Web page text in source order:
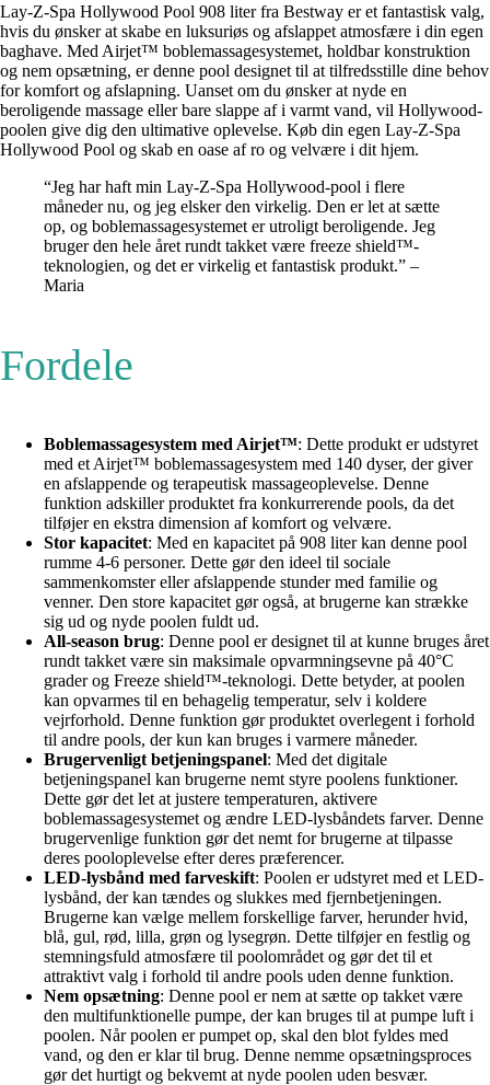
Lay-Z-Spa Hollywood Pool 908 liter fra Bestway er et fantastisk valg,
hvis du ønsker at skabe en luksuriøs og afslappet atmosfære i din egen
baghave. Med Airjet™ boblemassagesystemet, holdbar konstruktion
og nem opsætning, er denne pool designet til at tilfredsstille dine behov
for komfort og afslapning. Uanset om du ønsker at nyde en
beroligende massage eller bare slappe af i varmt vand, vil Hollywood-
poolen give dig den ultimative oplevelse. Køb din egen Lay-Z-Spa
Hollywood Pool og skab en oase af ro og velvære i dit hjem.
“Jeg har haft min Lay-Z-Spa Hollywood-pool i flere
måneder nu, og jeg elsker den virkelig. Den er let at sætte
op, og boblemassagesystemet er utroligt beroligende. Jeg
bruger den hele året rundt takket være freeze shield™-
teknologien, og det er virkelig et fantastisk produkt.” –
Maria
Fordele
Boblemassagesystem med Airjet™: Dette produkt er udstyret
med et Airjet™ boblemassagesystem med 140 dyser, der giver
en afslappende og terapeutisk massageoplevelse. Denne
funktion adskiller produktet fra konkurrerende pools, da det
tilføjer en ekstra dimension af komfort og velvære.
Stor kapacitet: Med en kapacitet på 908 liter kan denne pool
rumme 4-6 personer. Dette gør den ideel til sociale
sammenkomster eller afslappende stunder med familie og
venner. Den store kapacitet gør også, at brugerne kan strække
sig ud og nyde poolen fuldt ud.
All-season brug: Denne pool er designet til at kunne bruges året
rundt takket være sin maksimale opvarmningsevne på 40°C
grader og Freeze shield™-teknologi. Dette betyder, at poolen
kan opvarmes til en behagelig temperatur, selv i koldere
vejrforhold. Denne funktion gør produktet overlegent i forhold
til andre pools, der kun kan bruges i varmere måneder.
Brugervenligt betjeningspanel: Med det digitale
betjeningspanel kan brugerne nemt styre poolens funktioner.
Dette gør det let at justere temperaturen, aktivere
boblemassagesystemet og ændre LED-lysbåndets farver. Denne
brugervenlige funktion gør det nemt for brugerne at tilpasse
deres pooloplevelse efter deres præferencer.
LED-lysbånd med farveskift: Poolen er udstyret med et LED-
lysbånd, der kan tændes og slukkes med fjernbetjeningen.
Brugerne kan vælge mellem forskellige farver, herunder hvid,
blå, gul, rød, lilla, grøn og lysegrøn. Dette tilføjer en festlig og
stemningsfuld atmosfære til poolområdet og gør det til et
attraktivt valg i forhold til andre pools uden denne funktion.
Nem opsætning: Denne pool er nem at sætte op takket være
den multifunktionelle pumpe, der kan bruges til at pumpe luft i
poolen. Når poolen er pumpet op, skal den blot fyldes med
vand, og den er klar til brug. Denne nemme opsætningsproces
gør det hurtigt og bekvemt at nyde poolen uden besvær.